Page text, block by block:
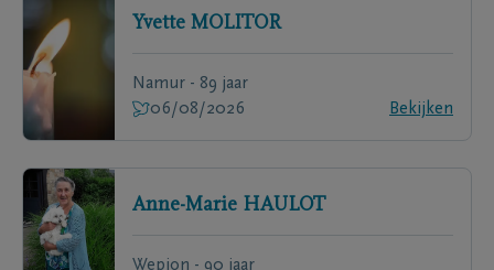
Yvette MOLITOR
Namur - 89 jaar
06/08/2026
Bekijken
Anne-Marie HAULOT
Wepion - 90 jaar